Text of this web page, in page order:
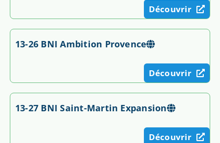
Découvrir
13-26 BNI Ambition Provence
Découvrir
13-27 BNI Saint-Martin Expansion
Découvrir